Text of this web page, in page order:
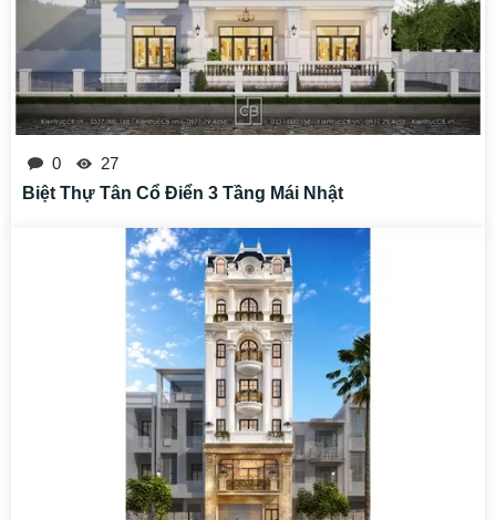
0
27
Biệt Thự Tân Cổ Điển 3 Tầng Mái Nhật